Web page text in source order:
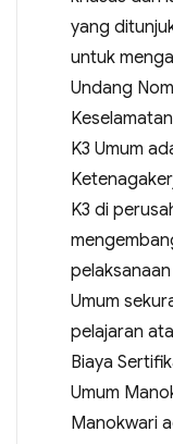
yang
untuk
Undang
K3 Umum
K3 di
Umum
pelajaran
Biaya
Umum
Manokwari